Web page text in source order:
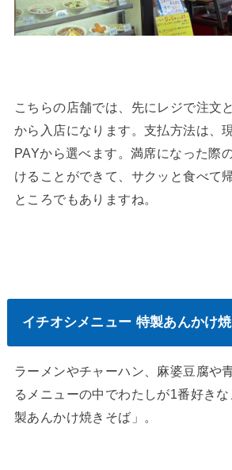
こちらの店舗では、先にレジで注文
から入店になります。支払方法は、
PAYから選べます。満席になった際
けることができて、サクッと食べて
ところでもありますね。
イチオシメニュー 特製あんかけ焼
ラーメンやチャーハン、麻婆豆腐や
るメニューの中でわたしが1番好き
製あんかけ焼きそば」。